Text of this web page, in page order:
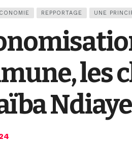
REPPORTAGE UNE
les